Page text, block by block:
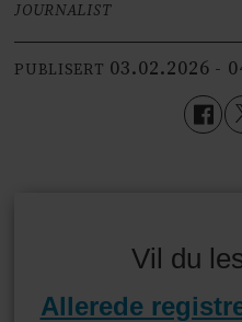
JOURNALIST
PUBLISERT 03.02.2026 -
Vil du
Allerede